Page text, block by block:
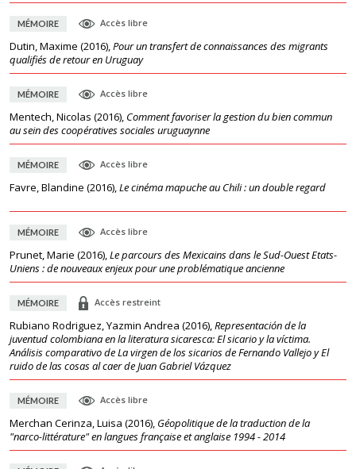
MÉMOIRE Accès libre
Dutin, Maxime (2016),Pour un transfert de connaissances des migrants
qualifiés de retour en Uruguay
MÉMOIRE Accès libre
Mentech, Nicolas (2016), Comment favoriser la gestion du bien commun
au sein des coopératives sociales uruguaynne
MÉMOIRE Accès libre
Favre, Blandine (2016),Le cinéma mapuche au Chili : un double regard
MÉMOIRE Accès libre
Prunet, Marie (2016),Le parcours des Mexicains dans le Sud-Ouest Etats-
Uniens : de nouveaux enjeux pour une problématique ancienne
MÉMOIRE Accès restreint
Rubiano Rodriguez, Yazmin Andrea (2016),Representación de la
juventud colombiana en la literatura sicaresca: El sicario y la víctima.
Análisis comparativo de La virgen de los sicarios de Fernando Vallejo y El
ruido de las cosas al caer de Juan Gabriel Vázquez
MÉMOIRE Accès libre
Merchan Cerinza, Luisa (2016), Géopolitique de la traduction de la
"narco-littérature" en langues française et anglaise 1994 - 2014